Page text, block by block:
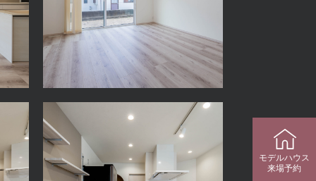
モデルハウス
来場予約